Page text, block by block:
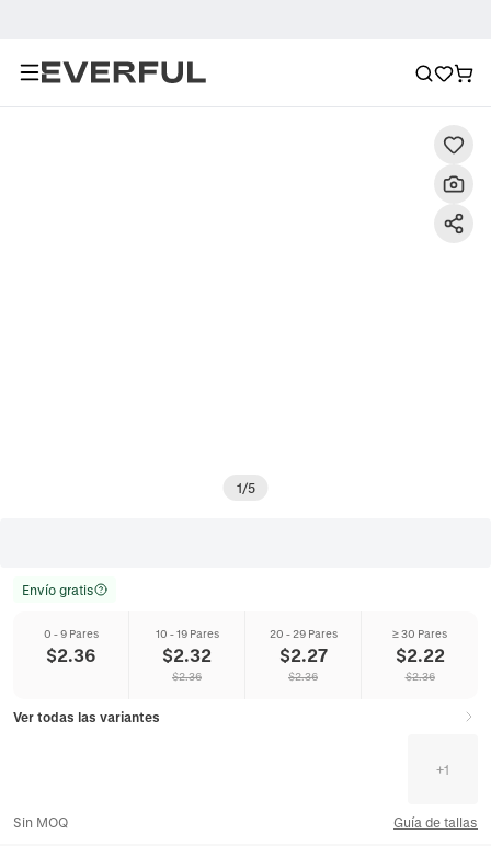
1/5
Envío gratis
0 - 9 Pares
$2.36
10 - 19 Pares
$2.32
$2.36
20 - 29 Pares
$2.27
$2.36
≥ 30 Pares
$2.22
$2.36
Ver todas las variantes
+1
Sin MOQ Guía de tallas